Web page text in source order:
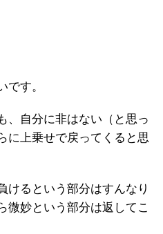
です。
、自分に非はない（と思っ
に上乗せで戻ってくると思
けるという部分はすんなり
微妙という部分は返してこ